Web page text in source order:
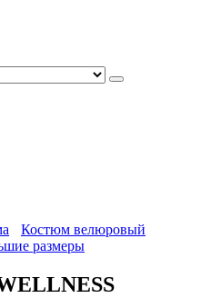
Костюм велюровый
размеры